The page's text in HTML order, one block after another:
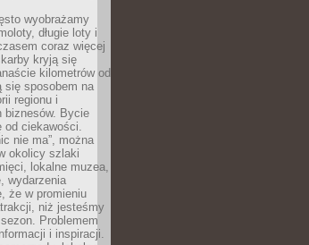
wyobrażamy
długie loty i
coraz więcej
kryją się
kilometrów od
się sposobem na
regionu i
biznesów. Bycie
od ciekawości.
nie ma”, można
okolicy szlaki
lokalne muzea,
wydarzenia
że w promieniu
niż jesteśmy
Problemem
i inspiracji.